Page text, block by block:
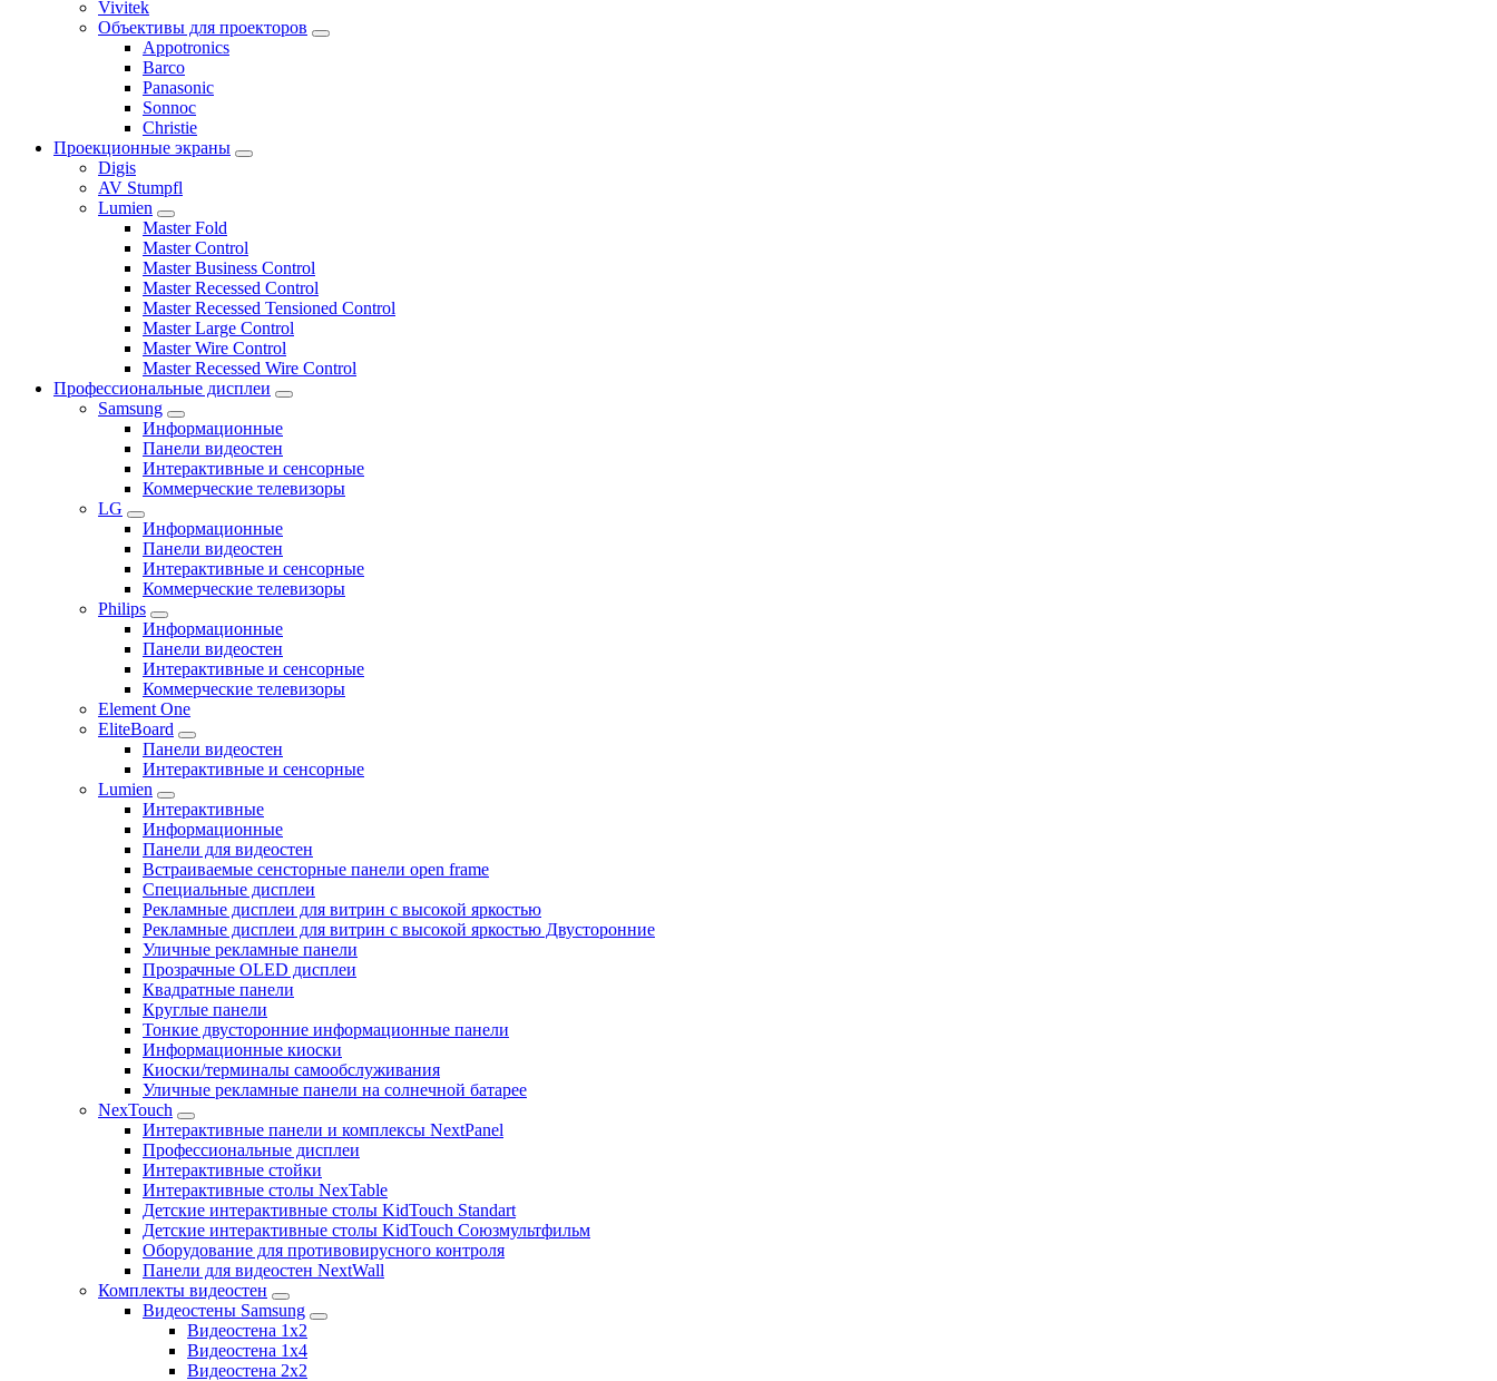
Vivitek
Объективы для проекторов
Appotronics
Barco
Panasonic
Sonnoc
Сhristie
Проекционные экраны
Digis
AV Stumpfl
Lumien
Master Fold
Master Control
Master Business Control
Master Recessed Control
Master Recessed Tensioned Control
Master Large Control
Master Wire Control
Master Recessed Wire Control
Профессиональные дисплеи
Samsung
Информационные
Панели видеостен
Интерактивные и сенсорные
Коммерческие телевизоры
LG
Информационные
Панели видеостен
Интерактивные и сенсорные
Коммерческие телевизоры
Philips
Информационные
Панели видеостен
Интерактивные и сенсорные
Коммерческие телевизоры
Element One
EliteBoard
Панели видеостен
Интерактивные и сенсорные
Lumien
Интерактивные
Информационные
Панели для видеостен
Встраиваемые сенсторные панели open frame
Специальные дисплеи
Рекламные дисплеи для витрин с высокой яркостью
Рекламные дисплеи для витрин с высокой яркостью Двусторонние
Уличные рекламные панели
Прозрачные OLED дисплеи
Квадратные панели
Круглые панели
Тонкие двусторонние информационные панели
Информационные киоски
Киоски/терминалы самообслуживания
Уличные рекламные панели на солнечной батарее
NexTouch
Интерактивные панели и комплексы NextPanel
Профессиональные дисплеи
Интерактивные стойки
Интерактивные столы NexTable
Детские интерактивные столы KidTouch Standart
Детские интерактивные столы KidTouch Союзмультфильм
Оборудование для противовирусного контроля
Панели для видеостен NextWall
Комплекты видеостен
Видеостены Samsung
Видеостена 1x2
Видеостена 1x4
Видеостена 2x2